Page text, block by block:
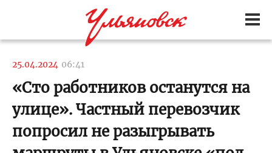
25.04.2024 06:41
«Сто работников останутся на
улице». Частный перевозчик
попросил не разыгрывать